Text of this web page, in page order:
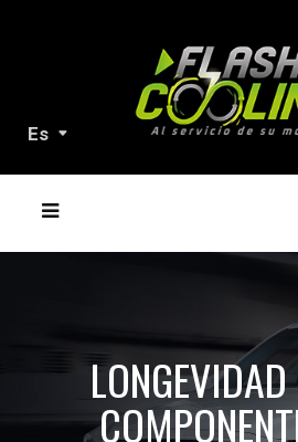
Es